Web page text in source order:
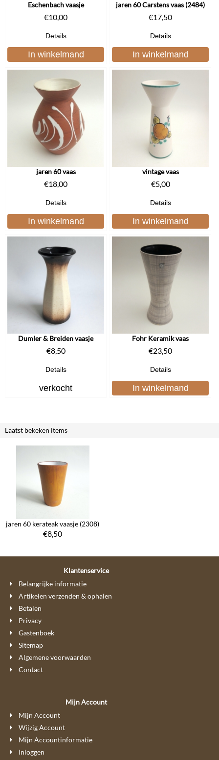
Eschenbach vaasje
€10,00
Details
In winkelmand
jaren 60 Carstens vaas (2484)
€17,50
Details
In winkelmand
jaren 60 vaas
€18,00
Details
In winkelmand
vintage vaas
€5,00
Details
In winkelmand
Dumler & Breiden vaasje
€8,50
Details
verkocht
Fohr Keramik vaas
€23,50
Details
In winkelmand
Laatst bekeken items
jaren 60 kerateak vaasje (2308)
€8,50
Klantenservice
Belangrijke informatie
Artikelen verzenden & ophalen
Betalen
Privacy
Gastenboek
Sitemap
Algemene voorwaarden
Contact
Mijn Account
Mijn Account
Wijzig Account
Mijn Accountinformatie
Inloggen